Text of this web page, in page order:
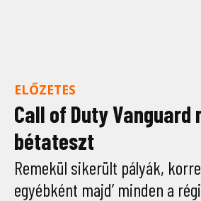
ELŐZETES
Call of Duty
bétateszt
Remekül sikerült pályák,
egyébként majd’ minden a